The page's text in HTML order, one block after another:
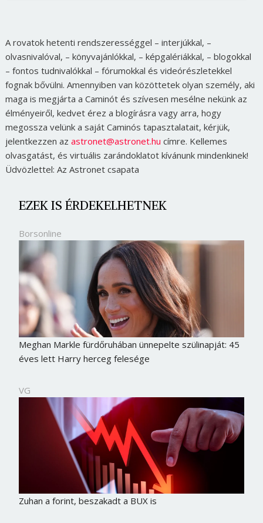
A rovatok hetenti rendszerességgel – interjúkkal, –
olvasnivalóval, – könyvajánlókkal, – képgalériákkal, – blogokkal
– fontos tudnivalókkal – fórumokkal és videórészletekkel
fognak bővülni. Amennyiben van közöttetek olyan személy, aki
maga is megjárta a Caminót és szívesen mesélne nekünk az
élményeiről, kedvet érez a blogírásra vagy arra, hogy
megossza velünk a saját Caminós tapasztalatait, kérjük,
jelentkezzen az astronet@astronet.hu címre. Kellemes
olvasgatást, és virtuális zarándoklatot kívánunk mindenkinek!
Üdvözlettel: Az Astronet csapata
EZEK IS ÉRDEKELHETNEK
Borsonline
Meghan Markle fürdőruhában ünnepelte szülinapját: 45
éves lett Harry herceg felesége
VG
Zuhan a forint, beszakadt a BUX is